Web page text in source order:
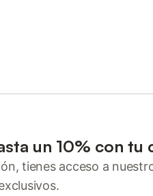
coche!
Blanca.
Cala
minutos
un 10% con tu
tienes acceso a